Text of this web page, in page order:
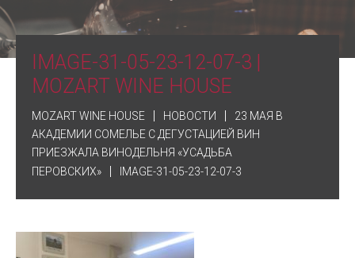
IMAGE-31-05-23-12-07-3 |
MOZART WINE HOUSE
MOZART WINE HOUSE НОВОСТИ
23 МАЯ В
АКАДЕМИИ СОМЕЛЬЕ С ДЕГУСТАЦИЕЙ ВИН
ПРИЕЗЖАЛА ВИНОДЕЛЬНЯ «УСАДЬБА
ПЕРОВСКИХ»
IMAGE-31-05-23-12-07-3